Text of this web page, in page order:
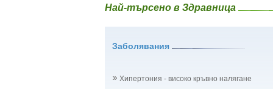
Плач
Проблеми с очите на бебето и детето
Рубеола
Най-търсено в Здравница
Заболявания
Хипертония - високо кръвно налягане